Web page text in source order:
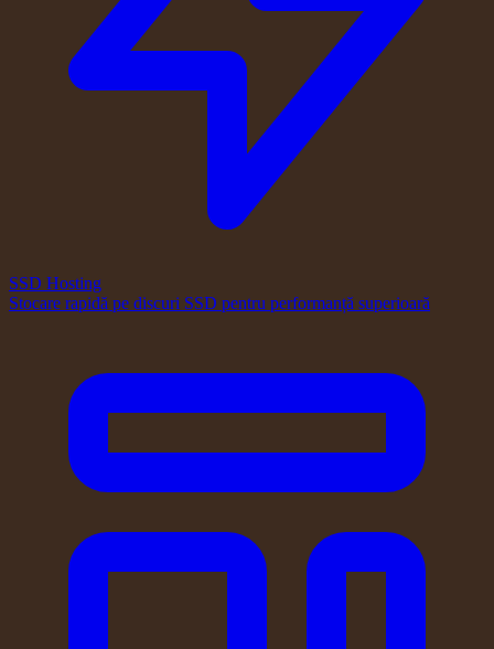
SSD Hosting
Stocare rapidă pe discuri SSD pentru performanță superioară